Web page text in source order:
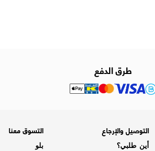
طرق الدفع
التوصيل والإرجاع
أين طلبي؟
التسوق معنا
بلو